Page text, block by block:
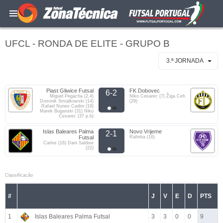
UFCL - RONDA DE ELITE - GRUPO B
3.ª JORNADA
Piast Gliwice Futsal
Miguel Pegacha (2,4)
Dominik Smialkowski (14)
Rafael Nunes Cadini (19)
Marek Buganski (31) Niko
Cesarec (37 p.b)
6-2 FK Dobovec
Niko Cesarec (7) Žiga Ceh
(29)
Islas Baleares Palma
Futsal
Carlos (16) Dani Saldise
(22)
2-1 Novo Vrijeme
Rafinha (16)
Classificacão
# J V E D PTS
1 Islas Baleares Palma Futsal 3 3 0 0 9